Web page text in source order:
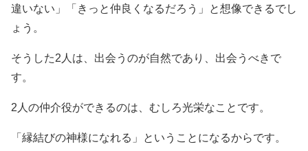
違いない」「きっと仲良くなるだろう」と想像できるでし
ょう。
そうした2人は、出会うのが自然であり、出会うべきで
す。
2人の仲介役ができるのは、むしろ光栄なことです。
「縁結びの神様になれる」ということになるからです。